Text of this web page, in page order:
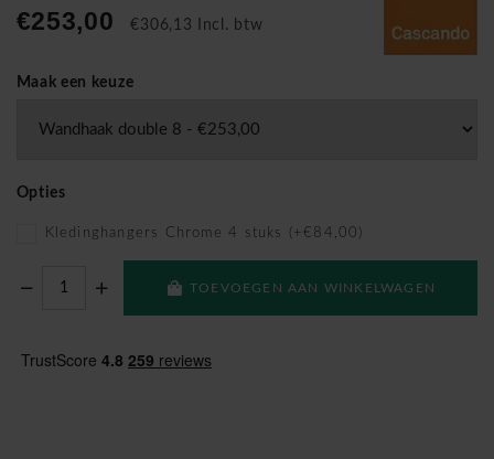
€253,00 €306,13 Incl. btw
Maak een keuze
Opties
Kledinghangers Chrome 4 stuks (+€84,00)
TOEVOEGEN AAN WINKELWAGEN